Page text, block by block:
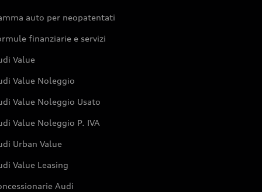
auto per neopatentati
finanziarie e servizi
Value
Value Noleggio
Value Noleggio Usato
Value Noleggio P. IVA
Urban Value
Value Leasing
Audi